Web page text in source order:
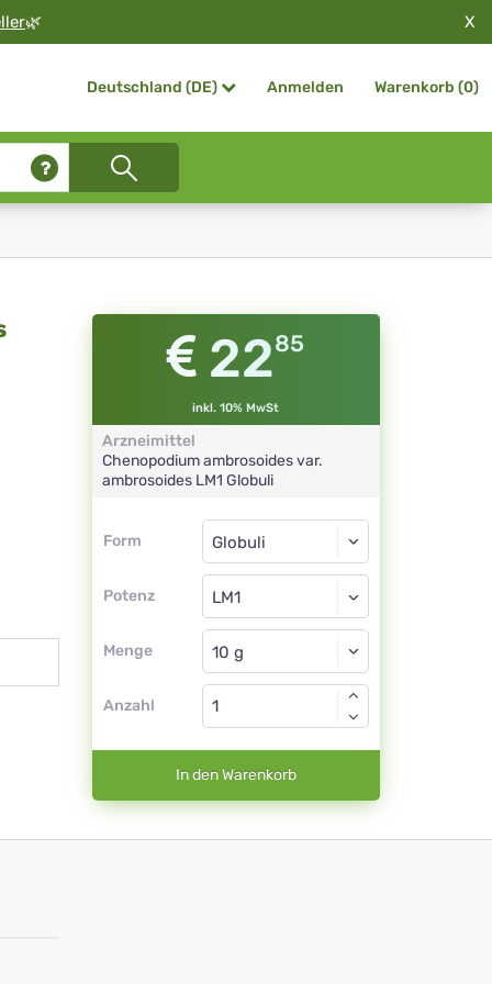
🌿 X
Deutschland (DE) Anmelden Warenkorb (0)
2285
inkl. 10% MwSt
Arzneimittel
Chenopodium ambrosoides var.
ambrosoides LM1 Globuli
Form
Form
Potenz
Globuli
LM1
Menge
Globuli
Anzahl
In den Warenkorb